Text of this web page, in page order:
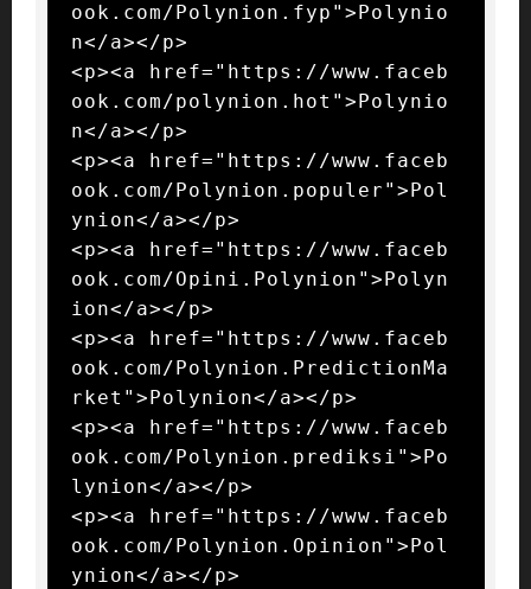
ook.com/Polynion.fyp">Polynio
n</a></p>
<p><a href="https://www.faceb
ook.com/polynion.hot">Polynio
n</a></p>
<p><a href="https://www.faceb
ook.com/Polynion.populer">Pol
ynion</a></p>
<p><a href="https://www.faceb
ook.com/Opini.Polynion">Polyn
ion</a></p>
<p><a href="https://www.faceb
ook.com/Polynion.PredictionMa
rket">Polynion</a></p>
<p><a href="https://www.faceb
ook.com/Polynion.prediksi">Po
lynion</a></p>
<p><a href="https://www.faceb
ook.com/Polynion.Opinion">Pol
ynion</a></p>